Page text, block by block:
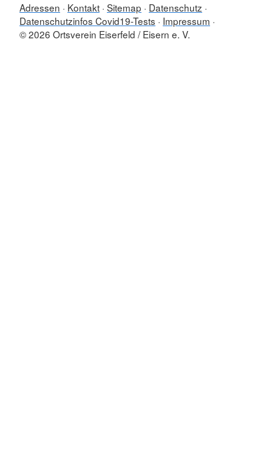
Adressen Kontakt Sitemap
Datenschutz
Datenschutzinfos Covid19-Tests
Impressum
© 2026 Ortsverein Eiserfeld / Eisern e. V.